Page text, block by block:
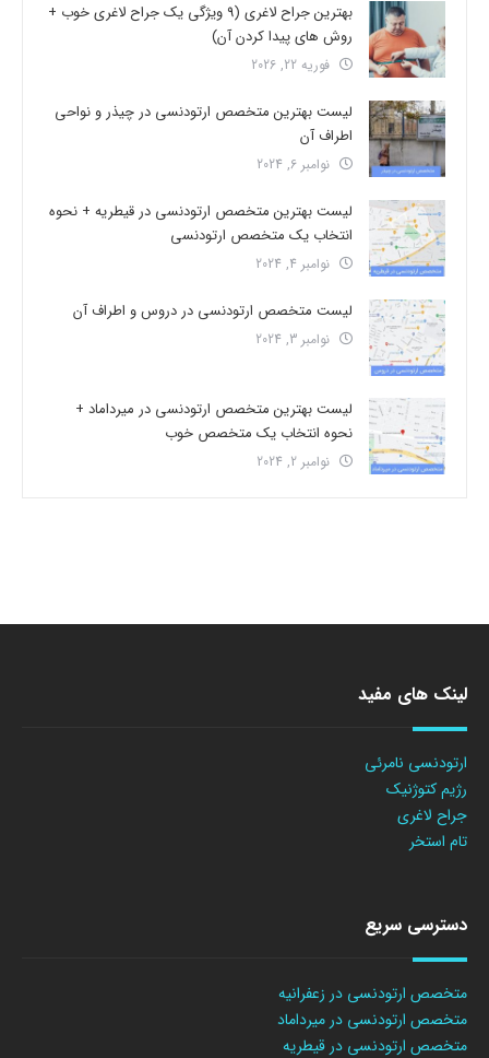
بهترین جراح لاغری (9 ویژگی یک جراح لاغری خوب +
روش های پیدا کردن آن)
فوریه 22, 2026
لیست بهترین متخصص ارتودنسی در چیذر و نواحی
اطراف آن
نوامبر 6, 2024
لیست بهترین متخصص ارتودنسی در قیطریه + نحوه
انتخاب یک متخصص ارتودنسی
نوامبر 4, 2024
لیست متخصص ارتودنسی در دروس و اطراف آن
نوامبر 3, 2024
لیست بهترین متخصص ارتودنسی در میرداماد +
نحوه انتخاب یک متخصص خوب
نوامبر 2, 2024
لینک های مفید
ارتودنسی نامرئی
رژیم کتوژنیک
جراح لاغری
تام استخر
دسترسی سریع
متخصص ارتودنسی در زعفرانیه
متخصص ارتودنسی در میرداماد
متخصص ارتودنسی در قیطریه